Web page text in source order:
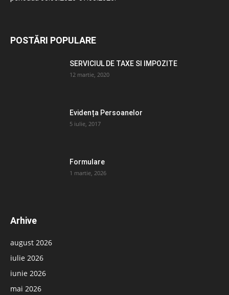
POSTĂRI POPULARE
SERVICIUL DE TAXE SI IMPOZITE
12 martie, 2020
Evidența Persoanelor
5 iulie, 2017
Formulare
1 martie, 2026
Arhive
august 2026
iulie 2026
iunie 2026
mai 2026